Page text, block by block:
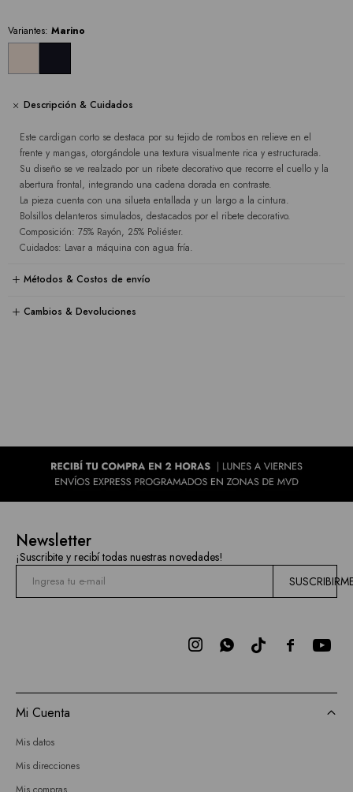
Variantes: Marino
Descripción & Cuidados
Este cardigan corto se destaca por su tejido de rombos en relieve en el
frente y mangas, otorgándole una textura visualmente rica y estructurada.
Su diseño se ve realzado por un ribete decorativo que recorre el cuello y la
abertura frontal, integrando una cadena dorada en contraste.
La pieza cuenta con una silueta entallada y un largo a la cintura.
Bolsillos delanteros simulados, destacados por el ribete decorativo.
Composición: 75% Rayón, 25% Poliéster.
Cuidados: Lavar a máquina con agua fría.
Métodos & Costos de envío
Cambios & Devoluciones
Newsletter
¡Suscribite y recibí todas nuestras novedades!

 
Mi Cuenta
Mis datos
Mis direcciones